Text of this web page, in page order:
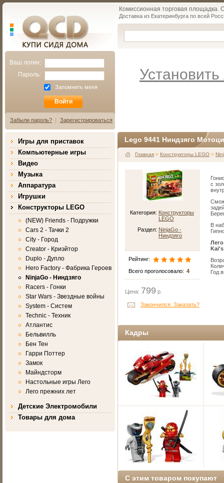
Qcd.ru
КУПИ СИДЯ ДОМА
Ваш логин:
Пароль:
Запомнить меня
Забыли пароль? Зарегистрироваться
Комиссионная торговая площадка.
Доставка из Екатеринбурга по всей
Игры для приставок
Компьютерные игры
Видео
Музыка
Аппаратура
Игрушки
Конструкторы LEGO
(NEW) Friends - Подружки
Cars 2 - Тачки 2
City - Город
Creator - Криэйтор
Duplo - Дупло
Hero Factory - Фабрика Героев
NinjaGo - Ниндзяго
Racers - Гонки
Star Wars - Звездные войны
System - Систем
Technic - Техник
Атлантис
Бельвилль
Бен Тен
Гарри Поттер
Замок
Майндсторм
Настольные игры Лего
Лего прежних лет
Детские Электромобили
Товары для дома
Lego 9441 Ниндзяго
Главная > Конструкторы LEGO >
Категория: Конструкторы
LEGO
Раздел: NinjaGo -
Ниндзяго
Рейтинг:
Всего проголосовало: 4
Цена: 799 р.
Закончился. Заказать?
с
В
Год
Кадры
С этим товаром покупают